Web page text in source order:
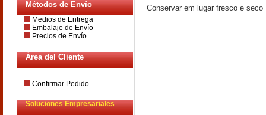
Métodos de Envío
Medios de Entrega
Embalaje de Envío
Precios de Envío
Área del Cliente
Confirmar Pedido
Soluciones Empresariales
Conservar em lugar fresco e seco